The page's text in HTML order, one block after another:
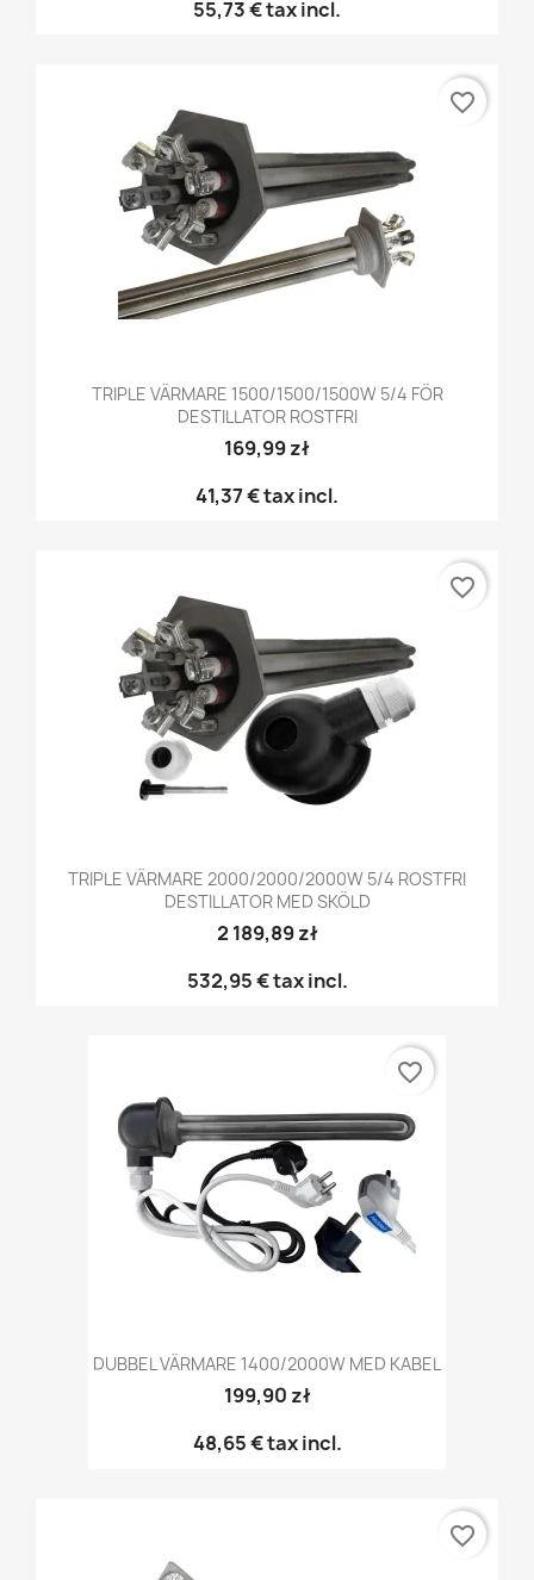
55,73 €tax incl.
TRIPLE VÄRMARE 1500/1500/1500W 5/4 FÖR
DESTILLATOR ROSTFRI
169,99 zł
41,37 €tax incl.
favorite_border
TRIPLE VÄRMARE 2000/2000/2000W 5/4 ROSTFRI
DESTILLATOR MED SKÖLD
2 189,89 zł
532,95 €tax incl.
favorite_border
DUBBEL VÄRMARE 1400/2000W MED KABEL
199,90 zł
48,65 €tax incl.
favorite_border
favorite_border